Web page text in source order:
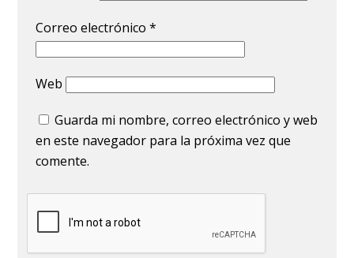
Correo electrónico*
Web
Guarda mi nombre, correo electrónico y web
en este navegador para la próxima vez que
comente.